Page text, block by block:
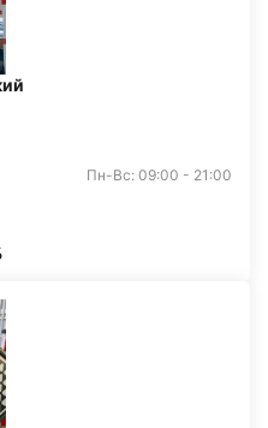
Пн-Вс: 09:00 - 21:00